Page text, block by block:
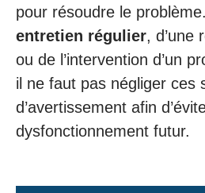
pour résoudre le problème.
entretien régulier, d’une
ou de l’intervention d’un
il ne faut pas négliger ces
d’avertissement afin
dysfonctionnement futur.